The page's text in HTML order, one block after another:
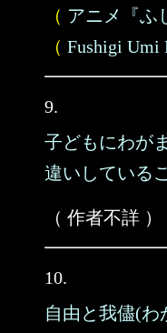
（ アニメ『ふ
（ Fushigi Umi
9.
子どもにわが
違いしている
（ 作者不詳 ）
10.
自由と我儘(